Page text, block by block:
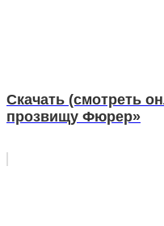
Скачать (смотреть
прозвищу Фюрер»